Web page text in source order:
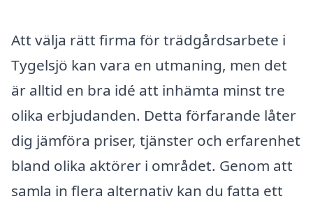
Att välja rätt firma för trädgårdsarbete i
Tygelsjö kan vara en utmaning, men det
är alltid en bra idé att inhämta minst tre
olika erbjudanden. Detta förfarande låter
dig jämföra priser, tjänster och erfarenhet
bland olika aktörer i området. Genom att
samla in flera alternativ kan du fatta ett